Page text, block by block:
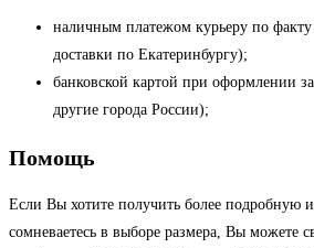
наличным платежом курьеру по факту
доставки по Екатеринбургу);
банковской картой при оформлении
другие города России);
Помощь
Если Вы хотите получить более подробную
сомневаетесь в выборе размера, Вы можете